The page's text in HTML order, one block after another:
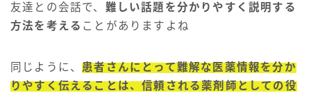
友達との会話で、 難しい話題を分かりやすく説明する
方法を考える ことがありますよね
同じように、 患者さんにとって難解な医薬情報を分か
りやすく伝えることは、信頼される薬剤師としての役